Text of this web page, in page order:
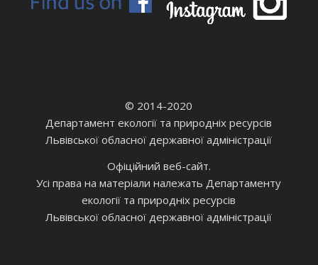
© 2014-2020
Департамент екології та природніх ресурсів
Львівської обласної державної адміністрації
Офіційний веб-сайт.
Усі права на матеріали належать Департаменту
екології та природніх ресурсів
Львівської обласної державної адміністрації